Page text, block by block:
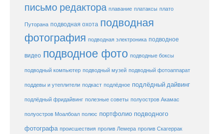
письмо редактора плавание платаксы плато
Путорана подводная охота подводная
фотография подводная электроника подводное
видео подводное фото подводные боксы
подводный компьютер подводный музей подводный фотоаппарат
поддевы и утеплители подкаст подлёдное подлёдный дайвинг
подлёдный фридайвинг полезные советы полуостров Акамас
полуостров Моалбоал полюс портфолио подводного
фотографа происшествия пролив Лемера пролив Скагеррак